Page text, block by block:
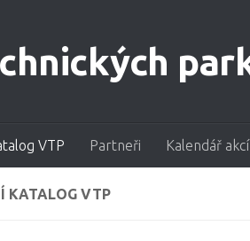
VTP Partneři Kalendář akcí
KATALOG VTP